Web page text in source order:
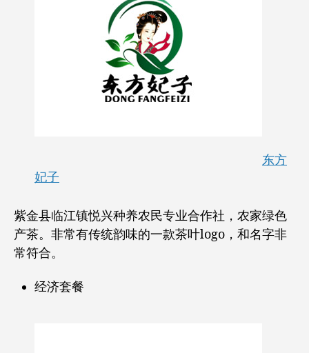
东方
妃子
紫金县临江镇悦兴种养农民专业合作社，农家绿色
产茶。非常有传统韵味的一款茶叶logo，和名字非
常符合。
经济套餐